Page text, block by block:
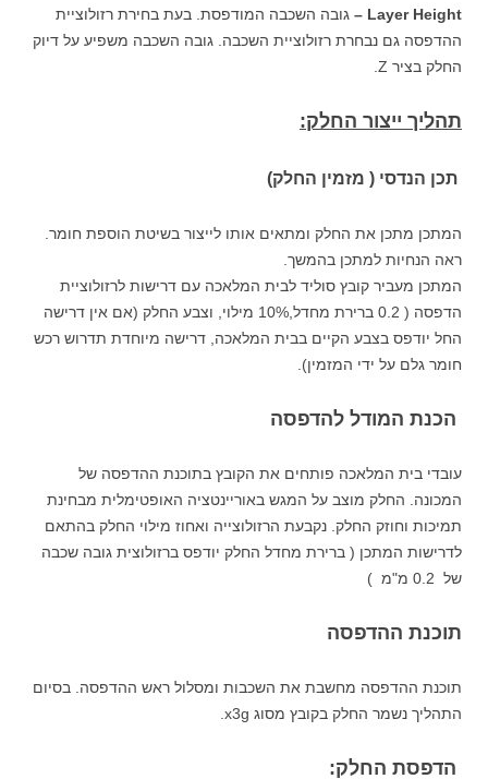
Layer Height –
גובה השכבה המודפסת. בעת בחירת רזולוציית
ההדפסה גם נבחרת רזולוציית השכבה. גובה השכבה משפיע על דיוק
החלק בציר Z.
תהליך ייצור החלק:
תכן הנדסי ( מזמין החלק)
המתכן מתכן את החלק ומתאים אותו לייצור בשיטת הוספת חומר.
ראה הנחיות למתכן בהמשך.
המתכן מעביר קובץ סוליד לבית המלאכה עם דרישות לרזולוציית
הדפסה ( 0.2 ברירת מחדל,10% מילוי, וצבע החלק (אם אין דרישה
החל יודפס בצבע הקיים בבית המלאכה, דרישה מיוחדת תדרוש רכש
חומר גלם על ידי המזמין).
הכנת המודל להדפסה
עובדי בית המלאכה פותחים את הקובץ בתוכנת ההדפסה של
המכונה. החלק מוצב על המגש באוריינטציה האופטימלית מבחינת
תמיכות וחוזק החלק. נקבעת הרזולוצייה ואחוז מילוי החלק בהתאם
לדרישות המתכן ( ברירת מחדל החלק יודפס ברזולוצית גובה שכבה
של 0.2 מ"מ )
תוכנת ההדפסה
תוכנת ההדפסה מחשבת את השכבות ומסלול ראש ההדפסה. בסיום
התהליך נשמר החלק בקובץ מסוג x3g.
הדפסת החלק: